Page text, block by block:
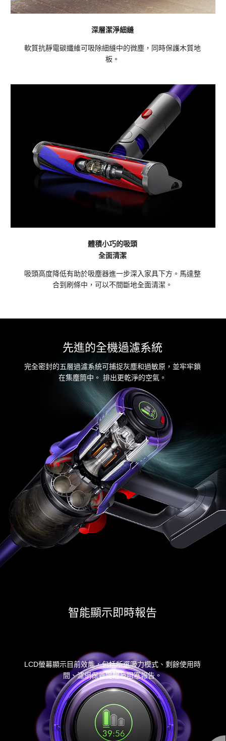
深層潔淨細縫
軟質抗靜電碳纖維可吸除細縫中的微塵，同時保護木質地
板。
體積小巧的吸頭
全面清潔
吸頭高度降低有助於吸塵器進一步深入家具下方。馬達整
合到刷條中，可以不間斷地全面清潔。
先進的全機過濾系統
完全密封的五層過濾系統可捕捉灰塵和過敏原，並牢牢鎖
在集塵筒中。 排出更乾淨的空氣。
智能顯示即時報告
LCD螢幕顯示目前效能，包括所選吸力模式、剩餘使用時
間、濾網保養提醒及阻塞報告。